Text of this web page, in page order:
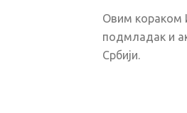
Овим кораком
подмладак и
Србији.